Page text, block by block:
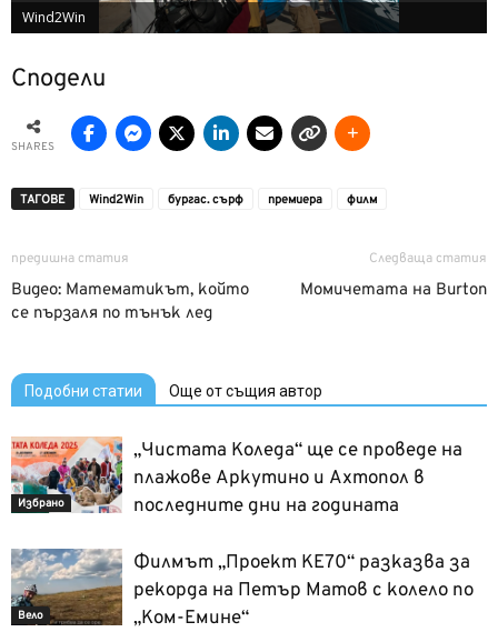
Wind2Win
Сподели
SHARES
ТАГОВЕ Wind2Win бургас. сърф премиера филм
предишна статия
Видео: Математикът, който
се пързаля по тънък лед
Следваща статия
Момичетата на Burton
Подобни статии Още от същия автор
Избрано
„Чистата Коледа“ ще се проведе на
плажове Аркутино и Ахтопол в
последните дни на годината
Вело
Филмът „Проект КЕ70“ разказва за
рекорда на Петър Матов с колело по
„Ком-Емине“